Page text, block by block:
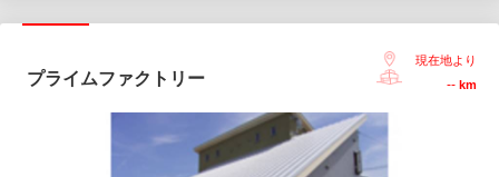
プライムファクトリー
現在地より
-- km